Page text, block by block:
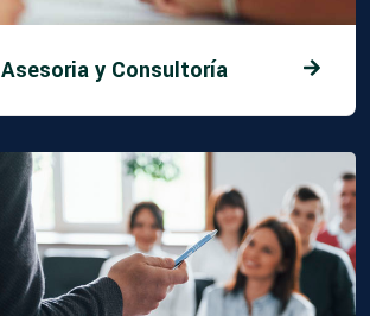
Asesoria y Consultoría